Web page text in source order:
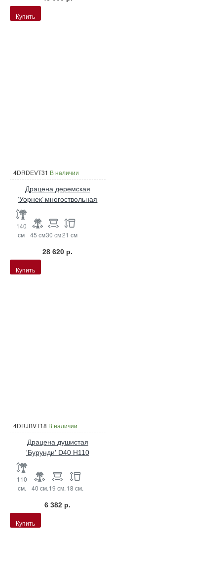
Купить
4DRDEVT31 В наличии
Драцена деремская
‘Уорнек’ многоствольная
140
см
45 см30 см21 см
28 620 р.
Купить
4DRJBVT18 В наличии
Драцена душистая
'Бурунди' D40 H110
110
см.
40 см.19 см. 18 см.
6 382 р.
Купить